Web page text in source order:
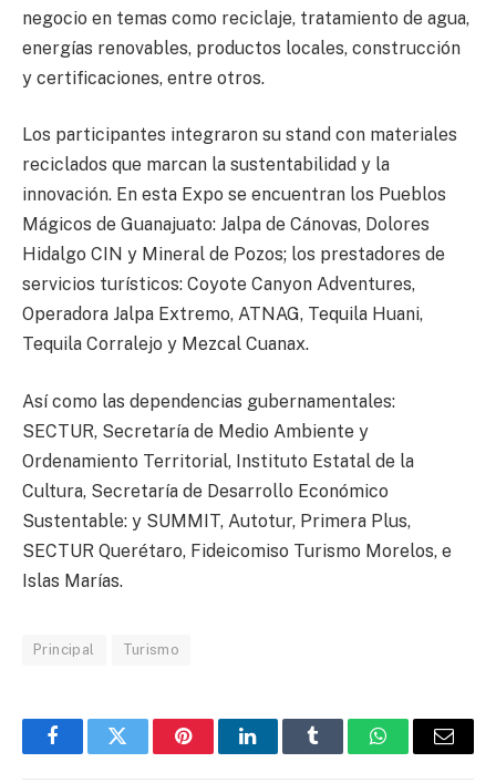
negocio en temas como reciclaje, tratamiento de agua,
energías renovables, productos locales, construcción
y certificaciones, entre otros.
Los participantes integraron su stand con materiales
reciclados que marcan la sustentabilidad y la
innovación. En esta Expo se encuentran los Pueblos
Mágicos de Guanajuato: Jalpa de Cánovas, Dolores
Hidalgo CIN y Mineral de Pozos; los prestadores de
servicios turísticos: Coyote Canyon Adventures,
Operadora Jalpa Extremo, ATNAG, Tequila Huani,
Tequila Corralejo y Mezcal Cuanax.
Así como las dependencias gubernamentales:
SECTUR, Secretaría de Medio Ambiente y
Ordenamiento Territorial, Instituto Estatal de la
Cultura, Secretaría de Desarrollo Económico
Sustentable: y SUMMIT, Autotur, Primera Plus,
SECTUR Querétaro, Fideicomiso Turismo Morelos, e
Islas Marías.
Principal Turismo
FacebookTwitter PinterestLinkedInTumblr WhatsAppEmail